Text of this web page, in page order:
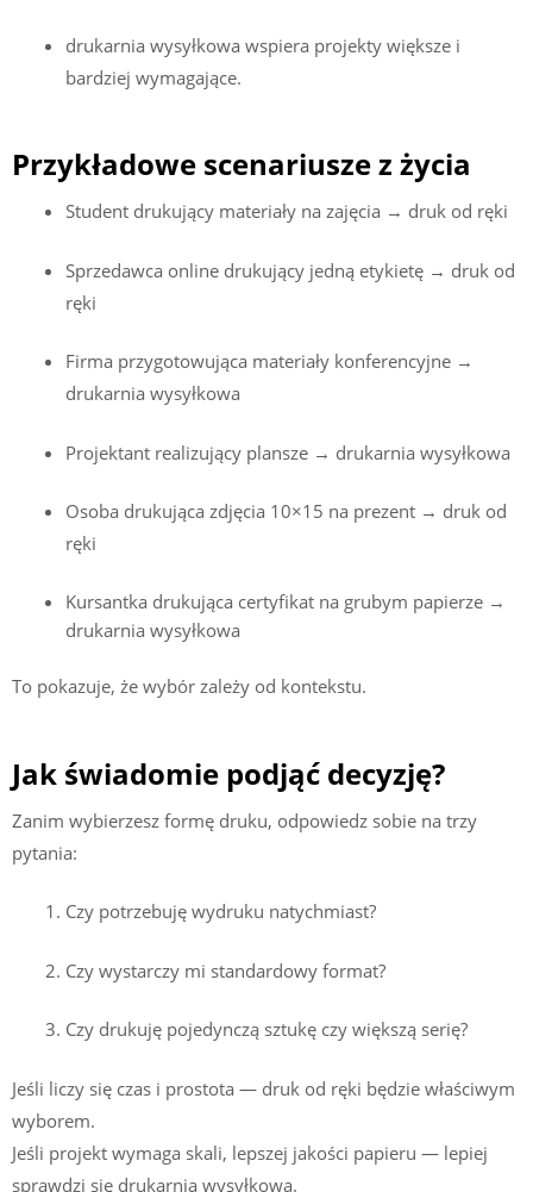
drukarnia wysyłkowa wspiera projekty większe i
bardziej wymagające.
Przykładowe scenariusze z życia
Student drukujący materiały na zajęcia → druk od ręki
Sprzedawca online drukujący jedną etykietę → druk od
ręki
Firma przygotowująca materiały konferencyjne →
drukarnia wysyłkowa
Projektant realizujący plansze → drukarnia wysyłkowa
Osoba drukująca zdjęcia 10×15 na prezent → druk od
ręki
Kursantka drukująca certyfikat na grubym papierze →
drukarnia wysyłkowa
To pokazuje, że wybór zależy od kontekstu.
Jak świadomie podjąć decyzję?
Zanim wybierzesz formę druku, odpowiedz sobie na trzy
pytania:
Czy potrzebuję wydruku natychmiast?
Czy wystarczy mi standardowy format?
Czy drukuję pojedynczą sztukę czy większą serię?
Jeśli liczy się czas i prostota — druk od ręki będzie właściwym
wyborem.
Jeśli projekt wymaga skali, lepszej jakości papieru — lepiej
sprawdzi się drukarnia wysyłkowa.